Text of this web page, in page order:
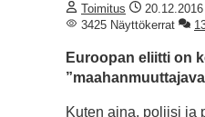
Toimitus
20.12.2016
3425 Näyttökerrat
Euroopan eliitti on
Kuten aina, poliisi ja